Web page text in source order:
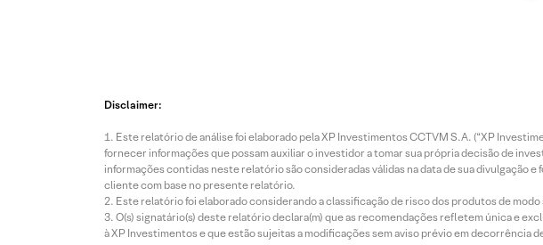
Disclaimer:
Este relatório de análise foi elaborado pela XP Investimentos CCTVM S.A. (“XP
fornecer informações que possam auxiliar o investidor a tomar sua própria decisão de
informações contidas neste relatório são consideradas válidas na data de sua divulgação
cliente com base no presente relatório.
Este relatório foi elaborado considerando a classificação de risco dos produtos de
O(s) signatário(s) deste relatório declara(m) que as recomendações refletem única e
à XP Investimentos e que estão sujeitas a modificações sem aviso prévio em decorrência